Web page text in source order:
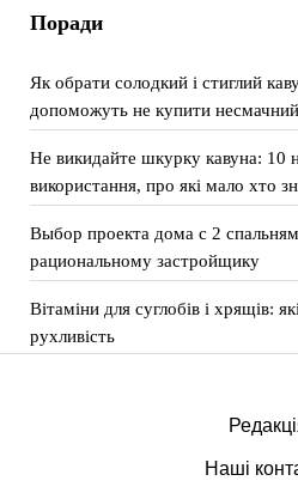
Поради
Як обрати солодкий і стиглий
допоможуть не купити несмачний
Не викидайте шкурку кавуна: 10
використання, про які мало хто
Выбор проекта дома с 2
рациональному застройщику
Вітаміни для суглобів і хрящів:
рухливість
Наші